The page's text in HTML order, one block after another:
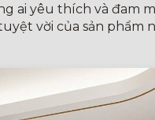
ai yêu thích và đam
vời của sản phẩm